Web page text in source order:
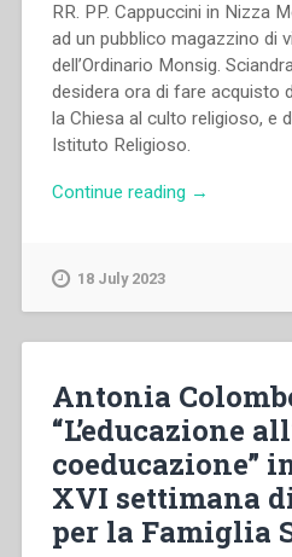
RR. PP. Cappuccini in Nizza
ad un pubblico magazzino di
dell’Ordinario Monsig.
desidera ora di fare acquisto
la Chiesa al culto religioso, e
Istituto Religioso.
Continue reading “Giovanni
sul
Santuario
di
Maria
delle
→
18 July 2023
Antonia
“L’educazione
coeducazione”
XVI settimana
per la Famiglia